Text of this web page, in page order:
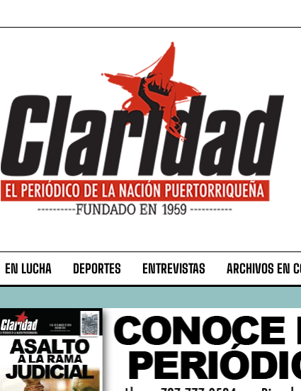
EN LUCHA DEPORTES ENTREVISTAS ARCHIVOS EN